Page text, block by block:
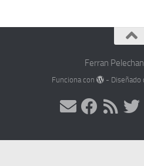
Ferran
Funciona con - Diseñado